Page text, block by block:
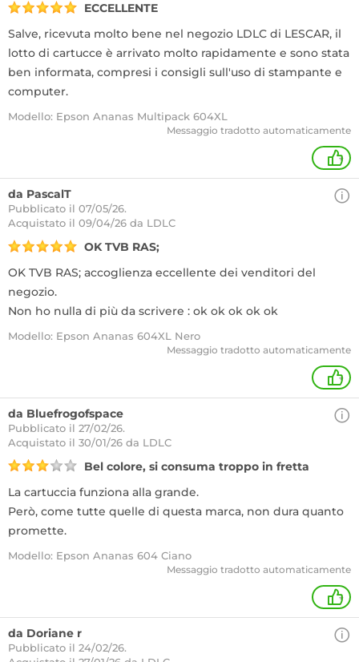
ECCELLENTE
Salve, ricevuta molto bene nel negozio LDLC di LESCAR, il
lotto di cartucce è arrivato molto rapidamente e sono stata
ben informata, compresi i consigli sull'uso di stampante e
computer.
Modello: Epson Ananas Multipack 604XL
Messaggio tradotto automaticamente
+
da PascalT
Pubblicato il 07/05/26.
Acquistato il 09/04/26 da LDLC
OK TVB RAS;
OK TVB RAS; accoglienza eccellente dei venditori del
negozio.
Non ho nulla di più da scrivere : ok ok ok ok ok
Modello: Epson Ananas 604XL Nero
Messaggio tradotto automaticamente
+
da Bluefrogofspace
Pubblicato il 27/02/26.
Acquistato il 30/01/26 da LDLC
Bel colore, si consuma troppo in fretta
La cartuccia funziona alla grande.
Però, come tutte quelle di questa marca, non dura quanto
promette.
Modello: Epson Ananas 604 Ciano
Messaggio tradotto automaticamente
+
da Doriane r
Pubblicato il 24/02/26.